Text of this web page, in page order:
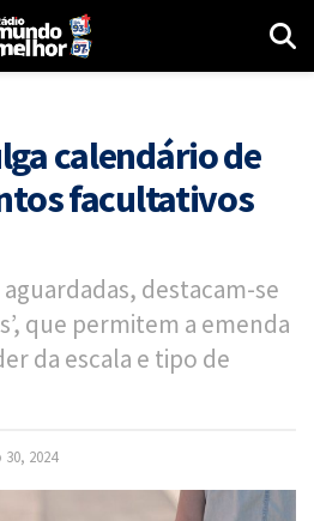
calendário de
facultativos
destacam-se
que permitem a emenda
da escala e tipo de
2024